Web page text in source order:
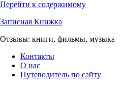
Перейти к содержимому
Записная Книжка
Отзывы: книги, фильмы, музыка
Контакты
О нас
Путеводитель по сайту